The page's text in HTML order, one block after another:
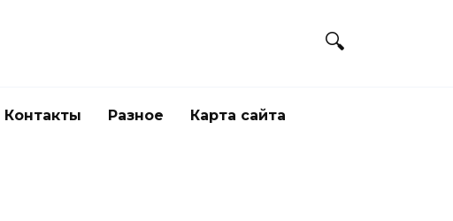
Контакты Разное Карта сайта